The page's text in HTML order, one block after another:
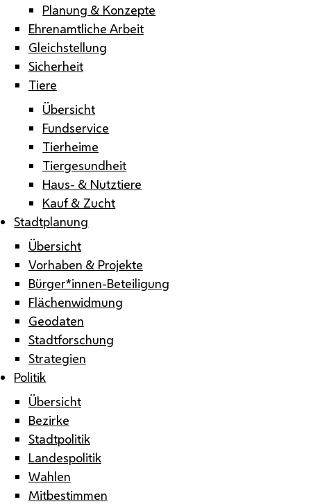
Planung & Konzepte
Ehrenamtliche Arbeit
Gleichstellung
Sicherheit
Tiere
Übersicht
Fundservice
Tierheime
Tiergesundheit
Haus- & Nutztiere
Kauf & Zucht
Stadtplanung
Übersicht
Vorhaben & Projekte
Bürger*innen-Beteiligung
Flächenwidmung
Geodaten
Stadtforschung
Strategien
Politik
Übersicht
Bezirke
Stadtpolitik
Landespolitik
Wahlen
Mitbestimmen